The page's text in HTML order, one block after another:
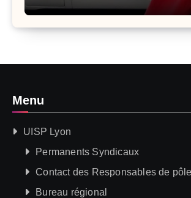
Menu
UISP Lyon
Permanents Syndicaux
Contact des Responsables de
Bureau régional